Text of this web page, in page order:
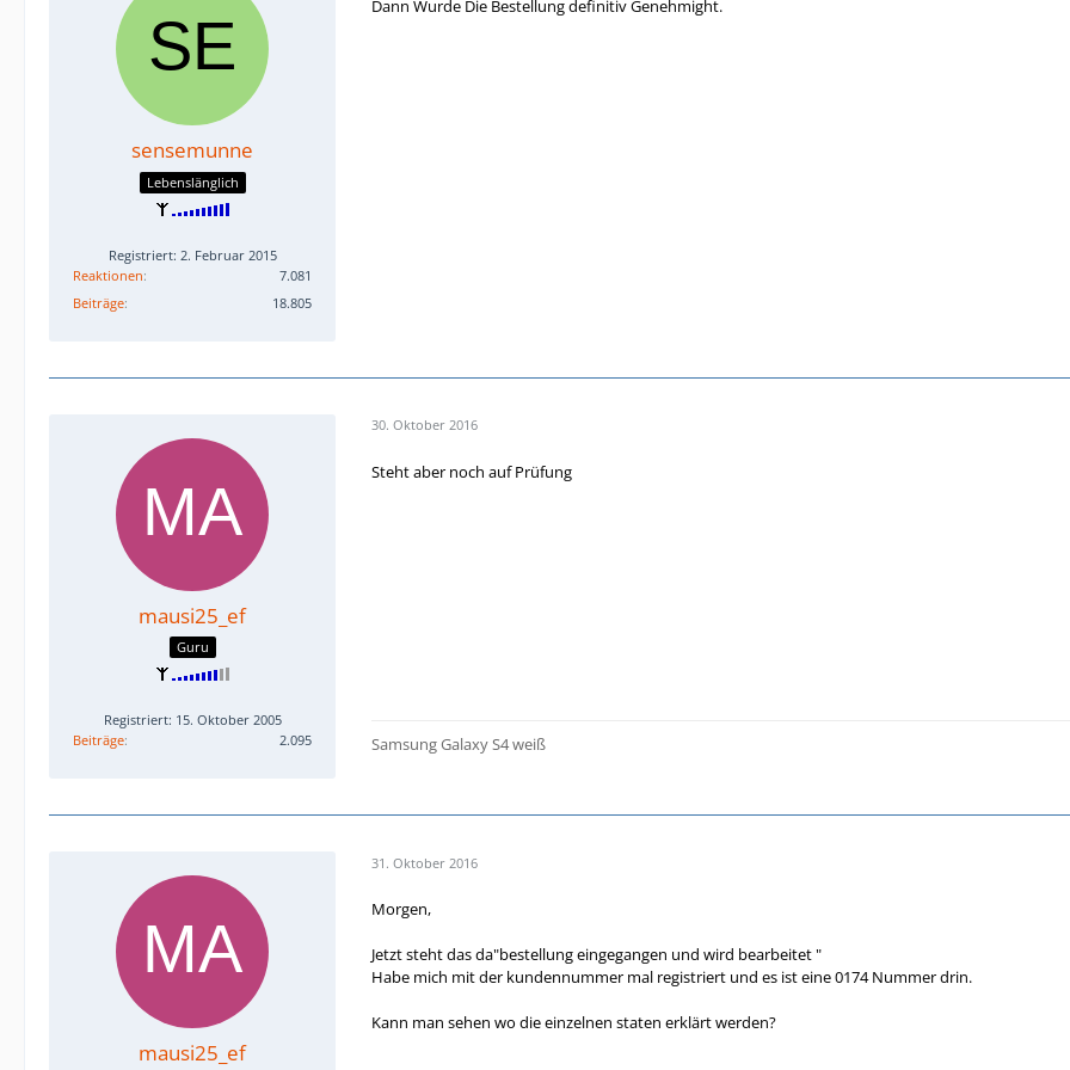
sensemunne
Lebenslänglich
Registriert: 2. Februar 2015
Reaktionen
7.081
Beiträge
18.805
Dann Wurde Die Bestellung definitiv Genehmight.
mausi25_ef
Guru
Registriert: 15. Oktober 2005
Beiträge
2.095
30. Oktober 2016
Steht aber noch auf Prüfung
Samsung Galaxy S4 weiß
mausi25_ef
31. Oktober 2016
Morgen,
Jetzt steht das da"bestellung eingegangen und wird bearbeitet "
Habe mich mit der kundennummer mal registriert und es ist eine 0174 Nummer drin.
Kann man sehen wo die einzelnen staten erklärt werden?